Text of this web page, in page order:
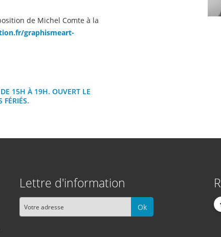
de Michel Comte à la
graphismeart-
15H À 19H. OUVERT LE
Lettre d'information
Ok